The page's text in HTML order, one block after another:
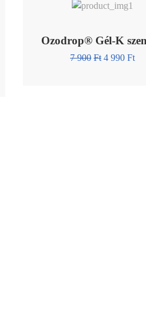
Ozodrop® Gél-K
7 900 Ft 4 990 Ft